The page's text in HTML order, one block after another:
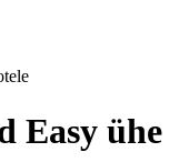
Easy ühe